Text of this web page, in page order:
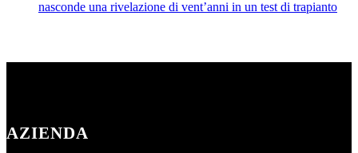
nasconde una rivelazione di vent’anni in un test di trapianto
AZIENDA